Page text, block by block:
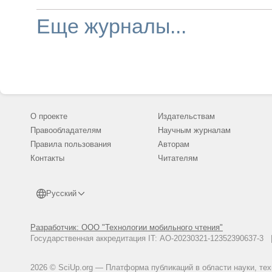
обеспечение высокого качества научных работ для
высших учебных заведений. Издание
для профессорско-преподавательского состава,
Еще журналы...
О проекте
Правообладателям
Правила пользования
Контакты
Русский
Разработчик: ООО "Технологии мобильного чтения"
Государственная аккредитация IT: АО-20230321-
2026 © SciUp.org — Платформа публикаций в области науки,
Издательствам
Научным журналам
Авторам
Читателям